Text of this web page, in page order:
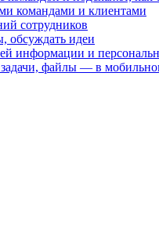
командами и клиентами
сотрудников
обсуждать идеи
информации и
файлы — в